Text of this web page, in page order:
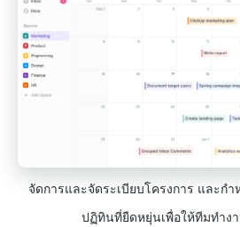
จัดการและจัดระเบียบโครงการ และก
ปฏิทินที่ยืดหยุ่นเพื่อให้ทีมทำง